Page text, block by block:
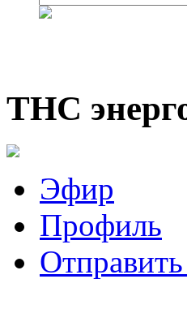
ТНС
Эфир
Профиль